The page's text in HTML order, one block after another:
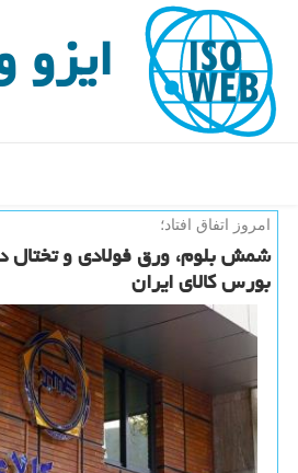
امروز اتفاق افتاد؛
شمش بلوم، ورق فولادی و تختال
بورس كالای ایران